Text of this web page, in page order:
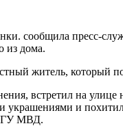
сообщила пресс-
из дома.
житель, который
встретил на
и
ГУ МВД.